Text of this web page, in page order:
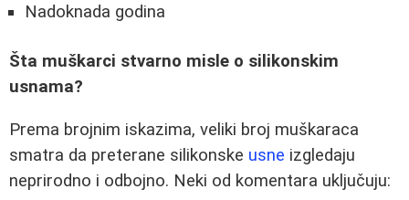
Nadoknada godina
Šta muškarci stvarno misle o silikonskim
usnama?
Prema brojnim iskazima, veliki broj muškaraca
smatra da preterane silikonske usne izgledaju
neprirodno i odbojno. Neki od komentara uključuju: